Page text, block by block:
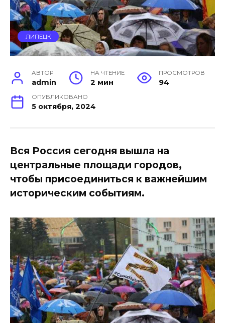
ЛИПЕЦК
АВТОР
admin
НА ЧТЕНИЕ
2 мин
ПРОСМОТРОВ
94
ОПУБЛИКОВАНО
5 октября, 2024
Вся Россия сегодня вышла на
центральные площади городов,
чтобы присоединиться к важнейшим
историческим событиям.